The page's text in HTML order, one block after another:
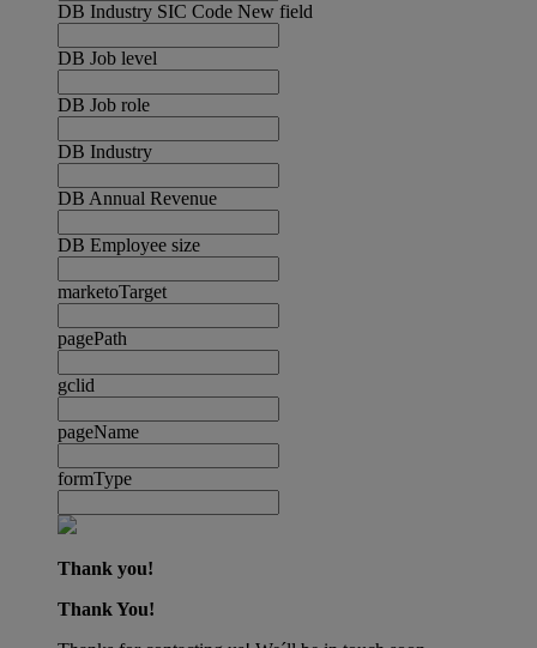
DB Industry SIC Code New field
DB Job level
DB Job role
DB Industry
DB Annual Revenue
DB Employee size
marketoTarget
pagePath
gclid
pageName
formType
Thank you!
Thank You!